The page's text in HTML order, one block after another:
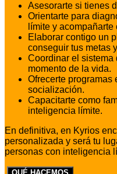
Asesorarte si tienes
Orientarte para
límite y
Elaborar contigo un
conseguir tus metas
Coordinar el sistema
momento de la vida.
Ofrecerte programas
socialización.
Capacitarte como
inteligencia límite.
En definitiva, en Kyrios
personalizada y será tu
personas con inteligencia